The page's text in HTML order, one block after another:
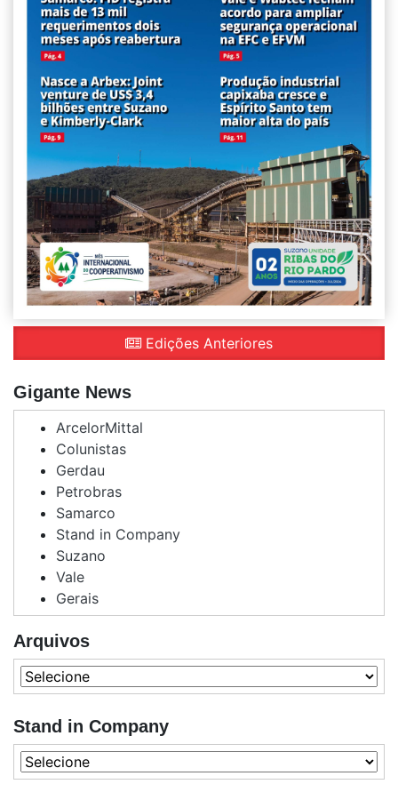
Edições Anteriores
Gigante News
ArcelorMittal
Colunistas
Gerdau
Petrobras
Samarco
Stand in Company
Suzano
Vale
Gerais
Arquivos
Stand in Company